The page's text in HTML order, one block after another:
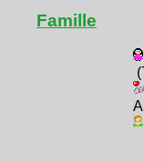
Famille